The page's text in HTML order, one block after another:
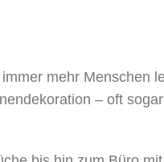
mehr Menschen
– oft